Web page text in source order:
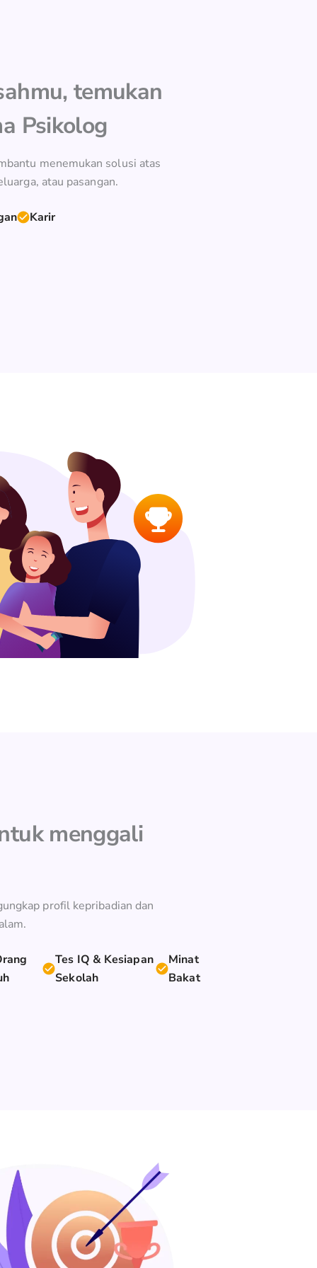
temukan
Psikolog
menemukan solusi atas
atau pasangan.
Karir
menggali
profil kepribadian dan
Tes IQ & Kesiapan
Sekolah
Minat
Bakat